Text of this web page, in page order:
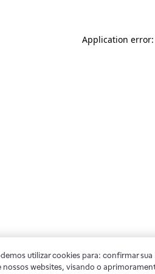
Application
utilizar cookies para: confirmar
websites, visando o